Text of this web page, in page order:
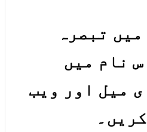
تبصرہ
نام میں
میل اور ویب